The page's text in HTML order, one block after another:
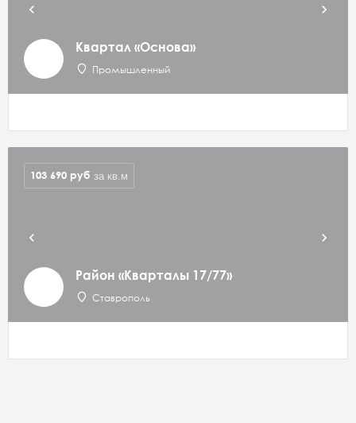
Квартал «Основа»
Промышленный
Район «Кварталы 17/77»
Ставрополь
103 690 руб за кв.м